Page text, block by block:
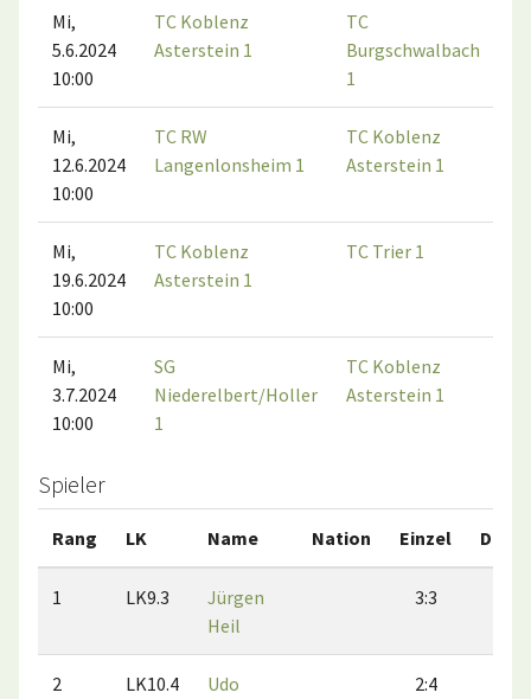
Mi,
5.6.2024
10:00
TC Koblenz
Asterstein 1
TC
Burgschwalbach
1
Mi,
12.6.2024
10:00
TC RW
Langenlonsheim 1
TC Koblenz
Asterstein 1
Mi,
19.6.2024
10:00
TC Koblenz
Asterstein 1
TC Trier 1
Mi,
3.7.2024
10:00
SG
Niederelbert/Holler
1
TC Koblenz
Asterstein 1
Spieler
Rang LK Name Nation Einzel
1 LK9.3
Jürgen
Heil
3:3
2 LK10.4
Udo
2:4